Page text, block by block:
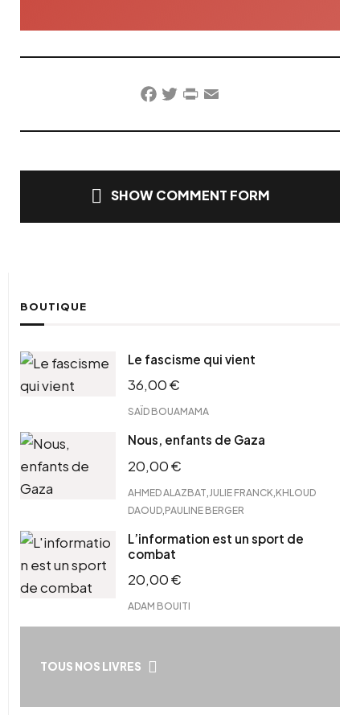
Facebook
TwitterPrintFriendly
Email
SHOW COMMENT FORM
BOUTIQUE
Le fascisme qui vient
36,00€
SAÏD BOUAMAMA
Nous, enfants de Gaza
20,00€
AHMED ALAZBAT JULIE FRANCK KHLOUD
DAOUD PAULINE BERGER
L’information est un sport de
combat
20,00€
ADAM BOUITI
TOUS NOS LIVRES